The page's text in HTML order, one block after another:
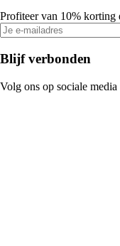
Profiteer van 10% korting
Blijf verbonden
Volg ons op sociale media